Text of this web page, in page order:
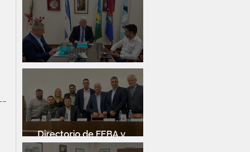
Reunión con Sur Finanzas
Directorio de FEBA y
Congreso de Industria 4.0